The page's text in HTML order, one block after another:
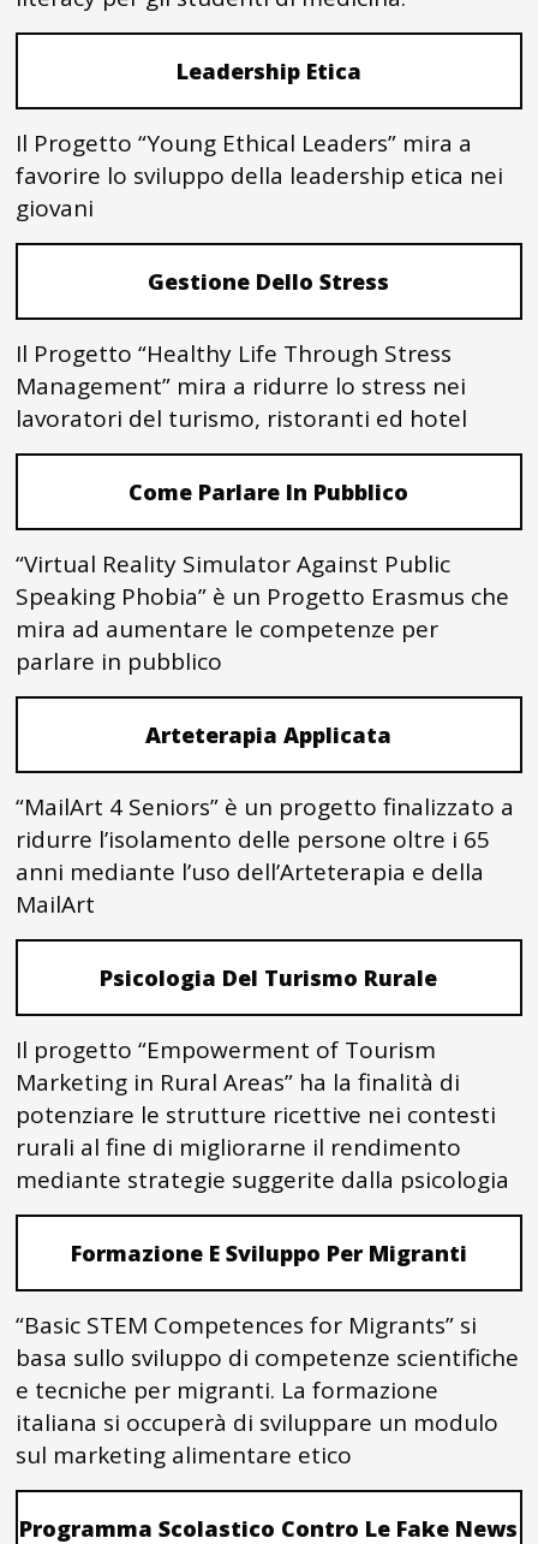
Leadership Etica
Il Progetto “Young Ethical Leaders” mira a
favorire lo sviluppo della leadership etica nei
giovani
Gestione Dello Stress
Il Progetto “Healthy Life Through Stress
Management” mira a ridurre lo stress nei
lavoratori del turismo, ristoranti ed hotel
Come Parlare In Pubblico
“Virtual Reality Simulator Against Public
Speaking Phobia” è un Progetto Erasmus che
mira ad aumentare le competenze per
parlare in pubblico
Arteterapia Applicata
“MailArt 4 Seniors” è un progetto finalizzato a
ridurre l’isolamento delle persone oltre i 65
anni mediante l’uso dell’Arteterapia e della
MailArt
Psicologia Del Turismo Rurale
Il progetto “Empowerment of Tourism
Marketing in Rural Areas” ha la finalità di
potenziare le strutture ricettive nei contesti
rurali al fine di migliorarne il rendimento
mediante strategie suggerite dalla psicologia
Formazione E Sviluppo Per Migranti
“Basic STEM Competences for Migrants” si
basa sullo sviluppo di competenze scientifiche
e tecniche per migranti. La formazione
italiana si occuperà di sviluppare un modulo
sul marketing alimentare etico
Programma Scolastico Contro Le Fake News